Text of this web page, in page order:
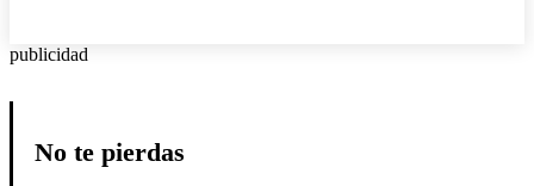
publicidad
No te pierdas